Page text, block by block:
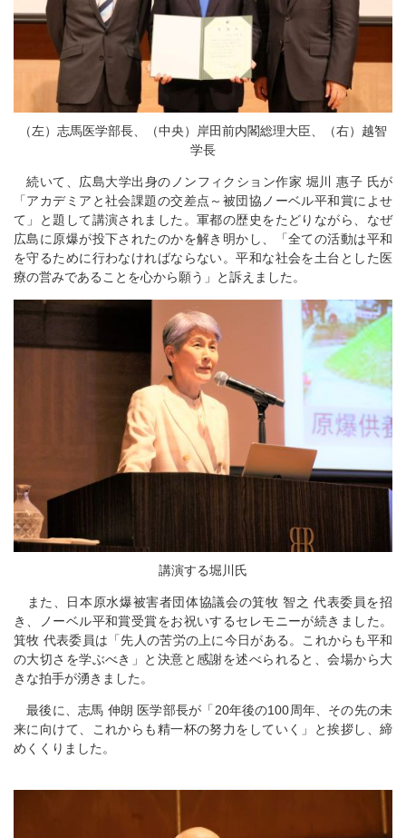
（左）志馬医学部長、（中央）岸田前内閣総理大臣、（右）越智
学長
続いて、広島大学出身のノンフィクション作家 堀川 惠子 氏が
「アカデミアと社会課題の交差点～被団協ノーベル平和賞によせ
て」と題して講演されました。軍都の歴史をたどりながら、なぜ
広島に原爆が投下されたのかを解き明かし、「全ての活動は平和
を守るために行わなければならない。平和な社会を土台とした医
療の営みであることを心から願う」と訴えました。
講演する堀川氏
また、日本原水爆被害者団体協議会の箕牧 智之 代表委員を招
き、ノーベル平和賞受賞をお祝いするセレモニーが続きました。
箕牧 代表委員は「先人の苦労の上に今日がある。これからも平和
の大切さを学ぶべき」と決意と感謝を述べられると、会場から大
きな拍手が湧きました。
最後に、志馬 伸朗 医学部長が「20年後の100周年、その先の未
来に向けて、これからも精一杯の努力をしていく」と挨拶し、締
めくくりました。